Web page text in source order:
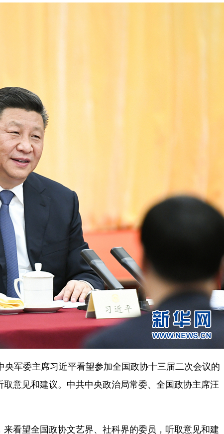
军委主席习近平看望参加全国政协十三届二次会议的
意见和建议。中共中央政治局常委、全国政协主席汪
望全国政协文艺界、社科界的委员，听取意见和建